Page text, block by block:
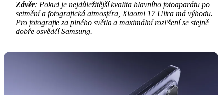
Závěr: Pokud je nejdůležitější kvalita hlavního fotoaparátu po
setmění a fotografická atmosféra, Xiaomi 17 Ultra má výhodu.
Pro fotografie za plného světla a maximální rozlišení se stejně
dobře osvědčí Samsung.